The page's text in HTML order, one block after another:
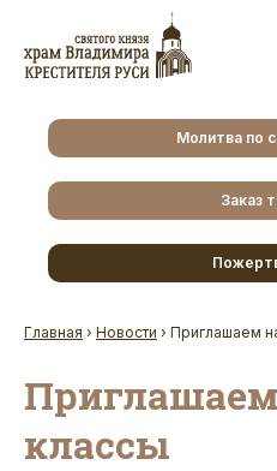
Молитва по
Заказ
Главная › Новости › Приглашаем
классы